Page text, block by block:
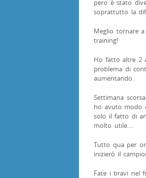
pero è stato
soprattutto la
Meglio tornare
training!
Ho fatto altre 2
problema di
aumentando.
Settimana
ho avuto modo
solo il fatto di
molto utile….
Tutto qua per
inizierò il
Fate i bravi nel